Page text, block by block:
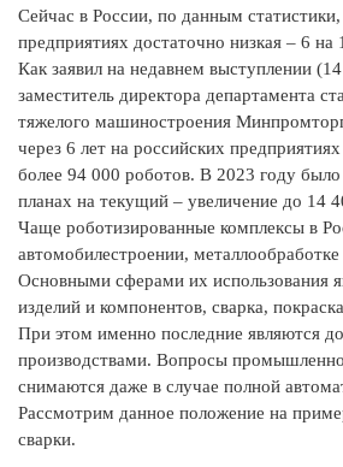
Сейчас в России, по данным
предприятиях достаточно низкая – 6
Как заявил на недавнем выступлении
заместитель директора департамента
тяжелого машиностроения
через 6 лет на российских
более 94 000 роботов. В 2023 году
планах на текущий – увеличение до 14
Чаще роботизированные комплексы в
автомобилестроении,
Основными сферами их использования
изделий и компонентов, сварка,
При этом именно последние являются
производствами. Вопросы
снимаются даже в случае полной
Рассмотрим данное положение на
сварки.